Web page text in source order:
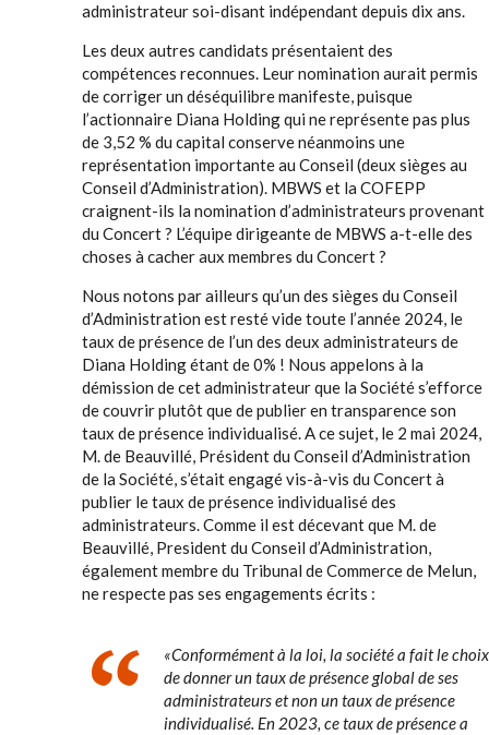
administrateur soi-disant indépendant depuis dix ans.
Les deux autres candidats présentaient des
compétences reconnues. Leur nomination aurait permis
de corriger un déséquilibre manifeste, puisque
l’actionnaire Diana Holding qui ne représente pas plus
de 3,52 % du capital conserve néanmoins une
représentation importante au Conseil (deux sièges au
Conseil d’Administration). MBWS et la COFEPP
craignent-ils la nomination d’administrateurs provenant
du Concert ? L’équipe dirigeante de MBWS a-t-elle des
choses à cacher aux membres du Concert ?
Nous notons par ailleurs qu’un des sièges du Conseil
d’Administration est resté vide toute l’année 2024, le
taux de présence de l’un des deux administrateurs de
Diana Holding étant de 0% ! Nous appelons à la
démission de cet administrateur que la Société s’efforce
de couvrir plutôt que de publier en transparence son
taux de présence individualisé. A ce sujet, le 2 mai 2024,
M. de Beauvillé, Président du Conseil d’Administration
de la Société, s’était engagé vis-à-vis du Concert à
publier le taux de présence individualisé des
administrateurs. Comme il est décevant que M. de
Beauvillé, President du Conseil d’Administration,
également membre du Tribunal de Commerce de Melun,
ne respecte pas ses engagements écrits :
«Conformément à la loi, la société a fait le choix
de donner un taux de présence global de ses
administrateurs et non un taux de présence
individualisé. En 2023, ce taux de présence a